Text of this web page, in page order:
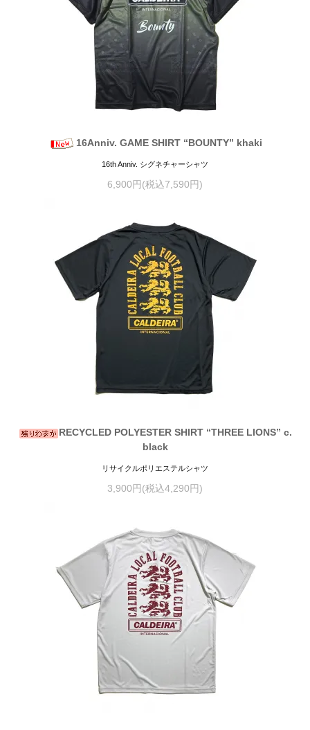
16Anniv. GAME SHIRT “BOUNTY” khaki
16th Anniv. シグネチャーシャツ
6,900円(税込7,590円)
RECYCLED POLYESTER SHIRT “THREE LIONS” c.
black
リサイクルポリエステルシャツ
3,900円(税込4,290円)